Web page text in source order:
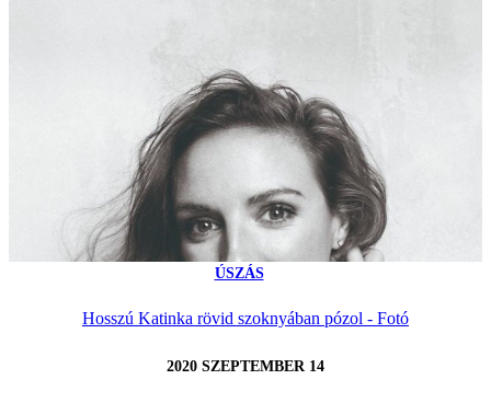
ÚSZÁS
Hosszú Katinka rövid szoknyában pózol - Fotó
2020 SZEPTEMBER 14